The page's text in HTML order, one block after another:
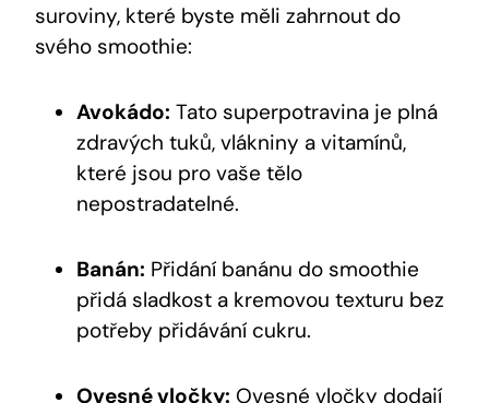
suroviny, ⁢které byste měli zahrnout do
svého smoothie:
Avokádo: ⁣Tato superpotravina je ⁣plná⁤
zdravých tuků, ⁣vlákniny a vitamínů,
které jsou pro vaše tělo⁤
nepostradatelné.
Banán: ⁢Přidání banánu do smoothie
přidá sladkost a kremovou ​texturu bez
⁤potřeby přidávání cukru.
Ovesné vločky: Ovesné⁢ vločky dodají‍